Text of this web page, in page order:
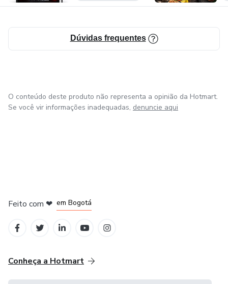
Dúvidas frequentes
O conteúdo deste produto não representa a opinião da Hotmart.
Se você vir informações inadequadas, denuncie aqui
Feito com ❤ em Bogotá
Conheça a Hotmart